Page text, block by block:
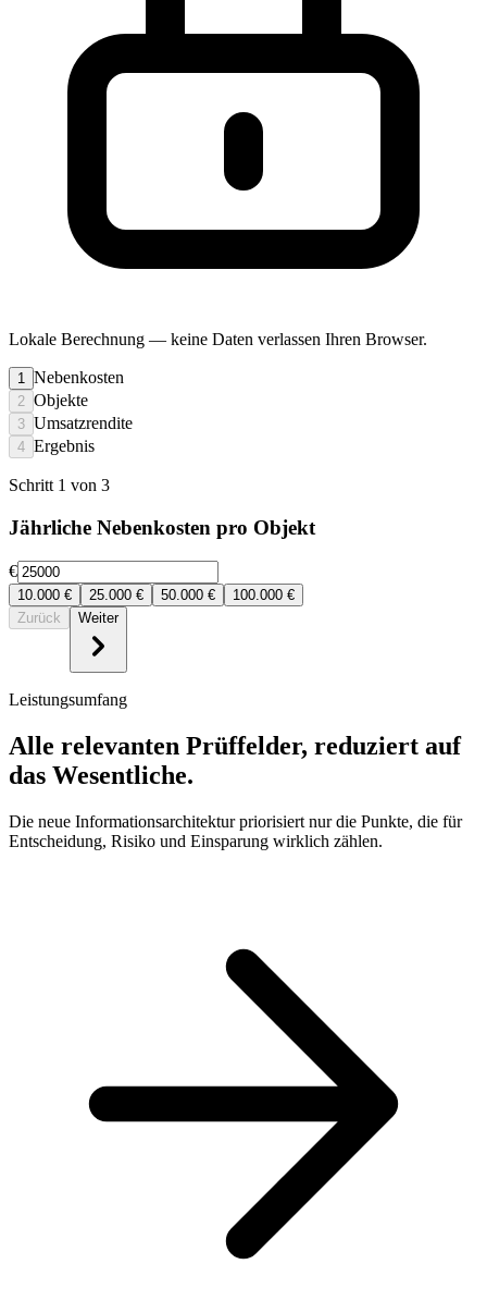
Lokale Berechnung — keine Daten verlassen Ihren Browser.
1 Nebenkosten
2 Objekte
3 Umsatzrendite
4 Ergebnis
Schritt 1 von 3
Jährliche Nebenkosten pro Objekt
€
10.000 € 25.000 € 50.000 € 100.000 €
Zurück
Weiter
Leistungsumfang
Alle relevanten Prüffelder, reduziert auf
das Wesentliche.
Die neue Informationsarchitektur priorisiert nur die Punkte, die für
Entscheidung, Risiko und Einsparung wirklich zählen.